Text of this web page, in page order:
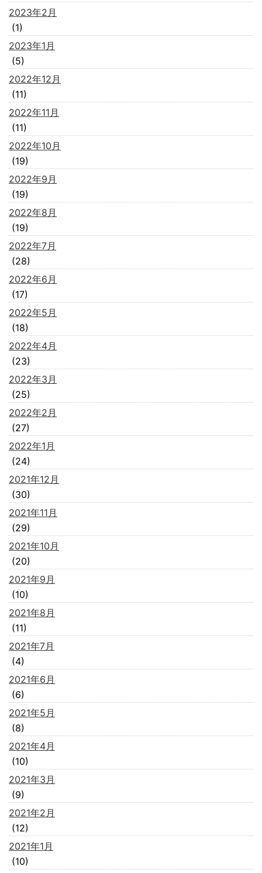
2023年2月
(1)
2023年1月
(5)
2022年12月
(11)
2022年11月
(11)
2022年10月
(19)
2022年9月
(19)
2022年8月
(19)
2022年7月
(28)
2022年6月
(17)
2022年5月
(18)
2022年4月
(23)
2022年3月
(25)
2022年2月
(27)
2022年1月
(24)
2021年12月
(30)
2021年11月
(29)
2021年10月
(20)
2021年9月
(10)
2021年8月
(11)
2021年7月
(4)
2021年6月
(6)
2021年5月
(8)
2021年4月
(10)
2021年3月
(9)
2021年2月
(12)
2021年1月
(10)